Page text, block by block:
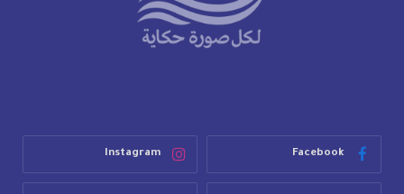
Facebook
Instagram